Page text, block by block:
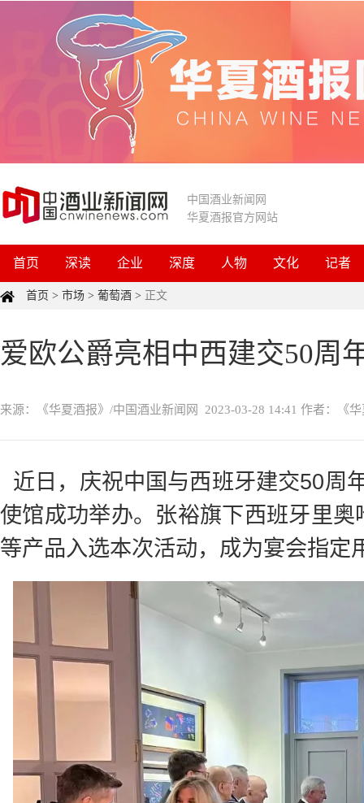
中国酒业新闻网
华夏酒报官方网站
首页 深读 企业 深度 人物 文化 记者
首页 > 市场 > 葡萄酒 > 正文
爱欧公爵亮相中西建交50周
来源：《华夏酒报》/中国酒业新闻网 2023-03-28 14:41 作者：《
近日，庆祝中国与西班牙建交50周
使馆成功举办。张裕旗下西班牙里
等产品入选本次活动，成为宴会指定